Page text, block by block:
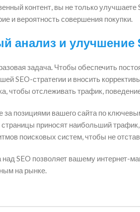
контент, вы не только
и вероятность совершения покупки.
анализ и улучшение
задача. Чтобы обеспечить
SEO-стратегии и вносить
чтобы отслеживать трафик,
за позициями вашего сайта по
приносят наибольший
поисковых систем, чтобы не
SEO позволяет вашему интернет-
на рынке.